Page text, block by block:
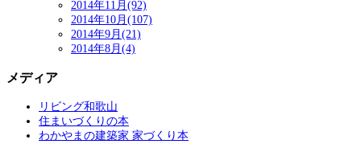
2014年11月(92)
2014年10月(107)
2014年9月(21)
2014年8月(4)
メディア
リビング和歌山
住まいづくりの本
わかやまの建築家 家づくり本